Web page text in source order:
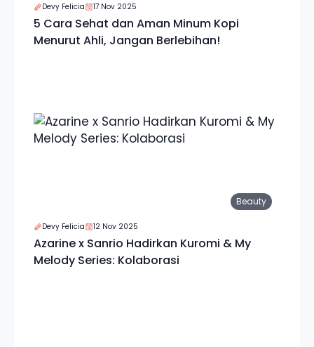
Devy Felicia 17 Nov 2025
5 Cara Sehat dan Aman Minum Kopi
Menurut Ahli, Jangan Berlebihan!
Beauty
Devy Felicia 12 Nov 2025
Azarine x Sanrio Hadirkan Kuromi & My
Melody Series: Kolaborasi